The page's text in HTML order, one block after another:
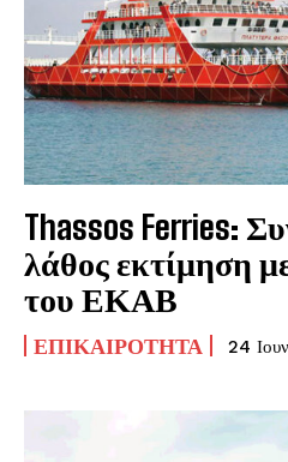
Thassos Ferries:
λάθος εκτίμηση
του ΕΚΑΒ
ΕΠΙΚΑΙΡΌΤΗΤΑ 24